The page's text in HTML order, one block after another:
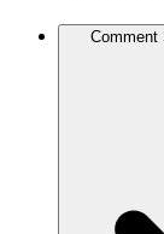
Comment